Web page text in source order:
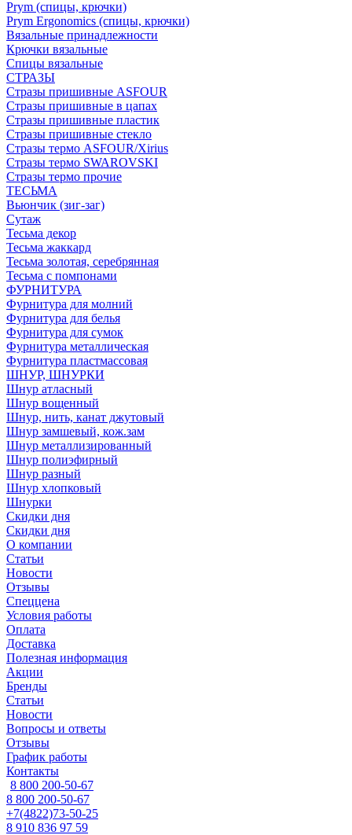
Prym (спицы, крючки)
Prym Ergonomics (спицы, крючки)
Вязальные принадлежности
Крючки вязальные
Спицы вязальные
СТРАЗЫ
Стразы пришивные ASFOUR
Стразы пришивные в цапах
Стразы пришивные пластик
Стразы пришивные стекло
Стразы термо ASFOUR/Xirius
Стразы термо SWAROVSKI
Стразы термо прочие
ТЕСЬМА
Вьюнчик (зиг-заг)
Сутаж
Тесьма декор
Тесьма жаккард
Тесьма золотая, серебрянная
Тесьма с помпонами
ФУРНИТУРА
Фурнитура для молний
Фурнитура для белья
Фурнитура для сумок
Фурнитура металлическая
Фурнитура пластмассовая
ШНУР, ШНУРКИ
Шнур атласный
Шнур вощенный
Шнур, нить, канат джутовый
Шнур замшевый, кож.зам
Шнур металлизированный
Шнур полиэфирный
Шнур разный
Шнур хлопковый
Шнурки
Скидки дня
Скидки дня
О компании
Статьи
Новости
Отзывы
Спеццена
Условия работы
Оплата
Доставка
Полезная информация
Акции
Бренды
Статьи
Новости
Вопросы и ответы
Отзывы
График работы
Контакты
8 800 200-50-67
8 800 200-50-67
+7(4822)73-50-25
8 910 836 97 59